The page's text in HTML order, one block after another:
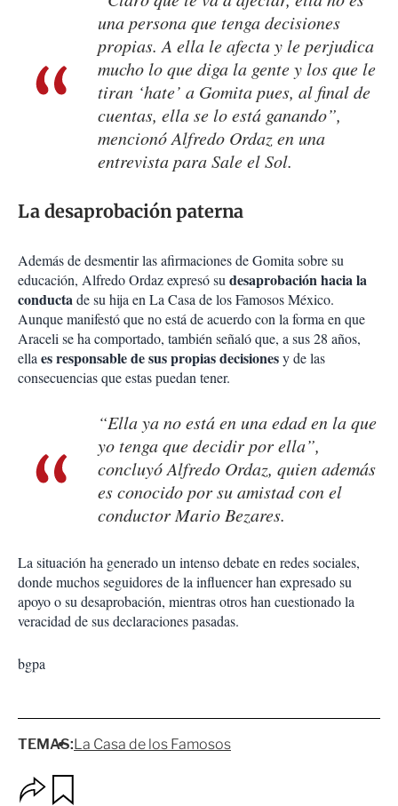
una persona que tenga decisiones
propias. A ella le afecta y le perjudica
mucho lo que diga la gente y los que le
tiran ‘hate’ a Gomita pues, al final de
cuentas, ella se lo está ganando”,
mencionó Alfredo Ordaz en una
entrevista para Sale el Sol.
La desaprobación paterna
Además de desmentir las afirmaciones de Gomita sobre su
educación, Alfredo Ordaz expresó sudesaprobación hacia la
conductade su hija en La Casa de los Famosos México.
Aunque manifestó que no está de acuerdo con la forma en que
Araceli se ha comportado, también señaló que, a sus 28 años,
ellaes responsable de sus propias decisionesy de las
consecuencias que estas puedan tener.
“Ella ya no está en una edad en la que
yo tenga que decidir por ella”,
concluyó Alfredo Ordaz, quien además
es conocido por su amistad con el
conductor Mario Bezares.
La situación ha generado un intenso debate en redes sociales,
donde muchos seguidores de la influencer han expresado su
apoyo o su desaprobación, mientras otros han cuestionado la
veracidad de sus declaraciones pasadas.
bgpa
TEMAS:La Casa de los Famosos